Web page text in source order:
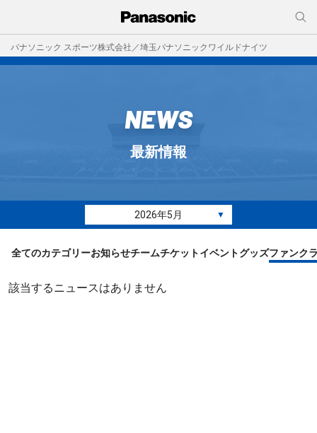
パナソニック スポーツ株式会社／埼玉パナソニックワイルドナイツ
NEWS
最新情報
2026年5月 ▼
全てのカテゴリーお知らせチームチケットイベントグッズファンク
該当するニュースはありません